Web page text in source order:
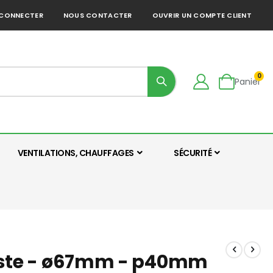
NOUS CONTACTER OUVRIR UN COMPTE CLIENT
Panier
0
VENTILATIONS, CHAUFFAGES SÉCURITÉ
- ø67mm - p40mm